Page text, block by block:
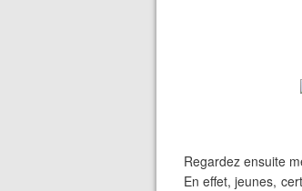
Regardez ensuite
En effet, jeunes,